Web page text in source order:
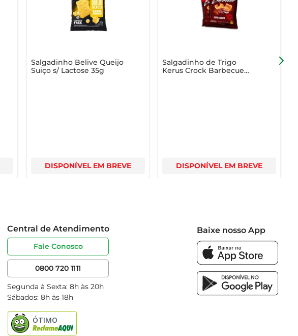
Salgadinho Belive Queijo
Suiço s/ Lactose 35g
DISPONÍVEL EM BREVE
Salgadinho de Trigo
Kerus Crock Barbecue
DISPONÍVEL EM BREVE
Central de Atendimento
Fale Conosco
0800 720 1111
Segunda à Sexta: 8h às 20h
Sábados: 8h às 18h
Baixe nosso App